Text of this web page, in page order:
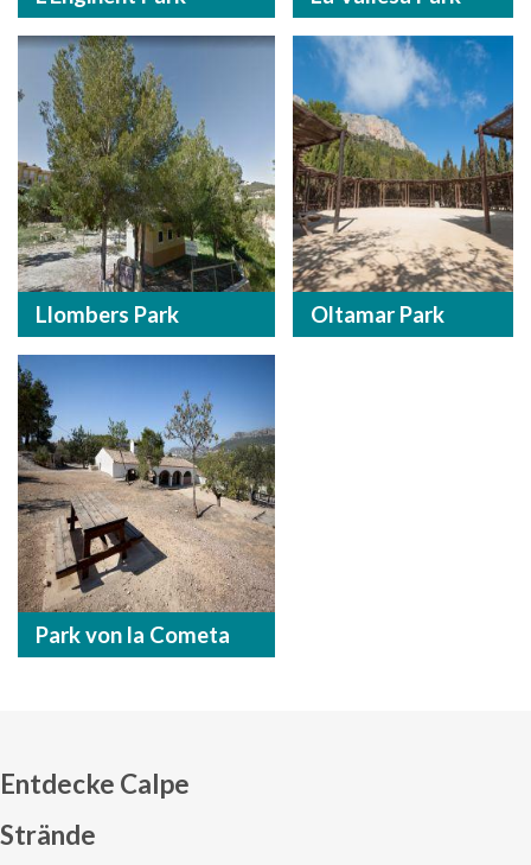
Llombers Park Oltamar Park
Park von la Cometa
Entdecke Calpe
Strände